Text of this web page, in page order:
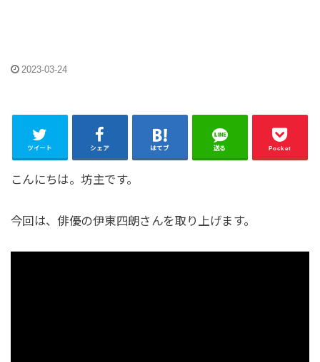
2023-03-24
ツイート シェア はてブ 送る Pocket
こんにちは。坊主です。
今回は、俳優の伊東四朗さんを取り上げます。